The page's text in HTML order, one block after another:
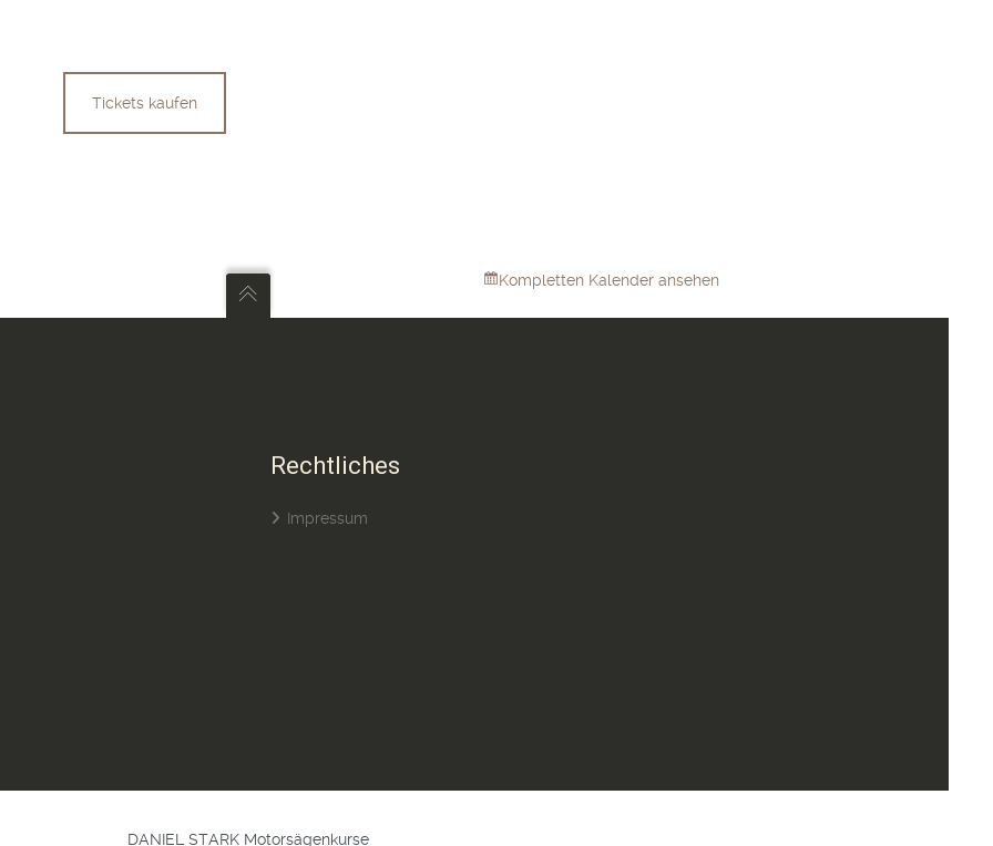
Tickets kaufen
Kompletten Kalender ansehen
Rechtliches
Impressum
DANIEL STARK Motorsägenkurse